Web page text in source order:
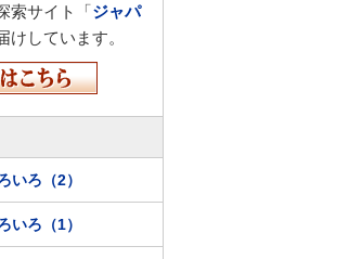
索サイト「ジャパ
けしています。
ろ（2）
ろ（1）